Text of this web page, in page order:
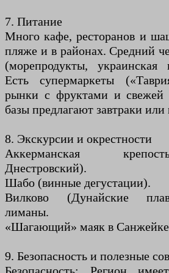
7. Питание
Много кафе, ресторанов и
пляже и в районах. Средний
(морепродукты,
Есть супермаркеты
рынки с фруктами и свежей
базы предлагают завтраки
8. Экскурсии и окрестности
Аккерманская
Днестровский).
Шабо (винные дегустации).
Вилково (Дунайские
лиманы.
«Шагающий» маяк в
9. Безопасность и полезные